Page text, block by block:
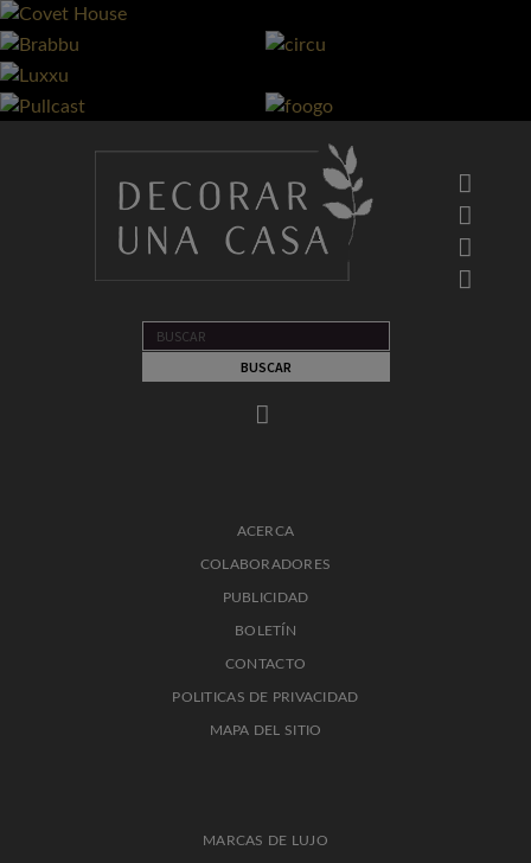
ACERCA
COLABORADORES
PUBLICIDAD
BOLETÍN
CONTACTO
POLITICAS DE PRIVACIDAD
MAPA DEL SITIO
MARCAS DE LUJO